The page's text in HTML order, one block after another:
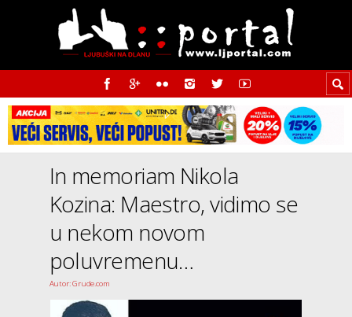
In memoriam Nikola
Kozina: Maestro, vidimo se
u nekom novom
poluvremenu…
Autor: Grude.com